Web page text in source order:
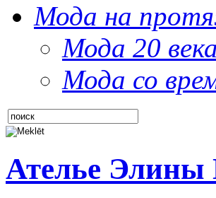
Мода на
Мода 20 века
Мода со
Ателье Элины